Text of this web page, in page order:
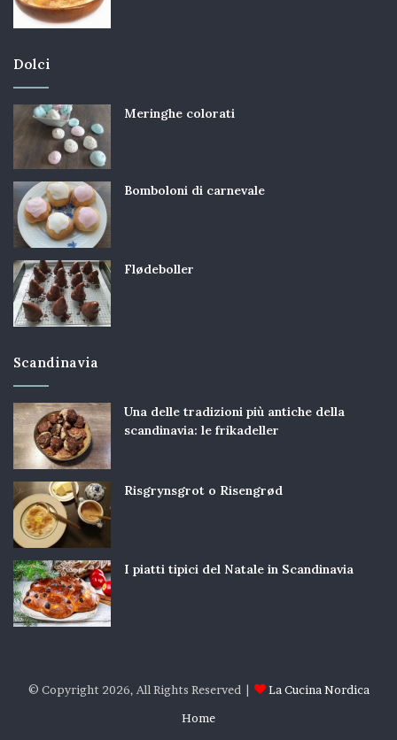
Dolci
Meringhe colorati
Bomboloni di carnevale
Flødeboller
Scandinavia
Una delle tradizioni più antiche della
scandinavia: le frikadeller
Risgrynsgrot o Risengrød
I piatti tipici del Natale in Scandinavia
© Copyright 2026, All Rights Reserved |
La Cucina Nordica
Home